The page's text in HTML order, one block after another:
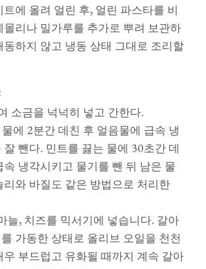
에 올려 얼린 후, 얼린 파스타를 비
몰리나 밀가루를 추가로 뿌려 보관하
동하지 않고 냉동 상태 그대로 조리할
소금을 넉넉히 넣고 간한다.
에 2분간 데친 후 얼음물에 급속 냉
뺀다. 민트를 끓는 물에 30초간 데
속 냉각시키고 물기를 뺀 뒤 남은 물
리와 바질도 같은 방법으로 처리한
늘, 치즈를 믹서기에 넣습니다. 갈아
가동한 상태로 올리브 오일을 천천
우 부드럽고 유화될 때까지 계속 갈아